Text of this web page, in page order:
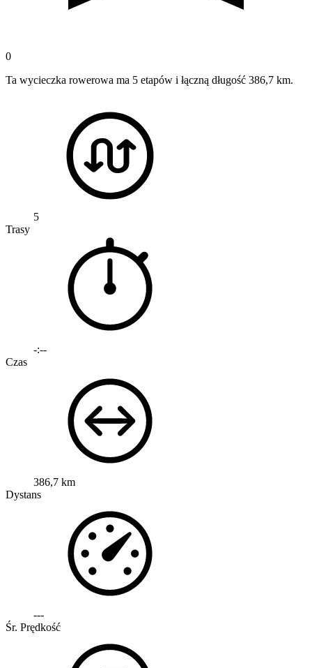
0
Ta wycieczka rowerowa ma 5 etapów i łączną długość 386,7 km.
5
Trasy
-:--
Czas
386,7 km
Dystans
---
Śr. Prędkość